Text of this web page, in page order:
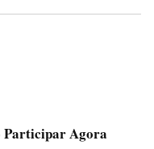
Participar Agora